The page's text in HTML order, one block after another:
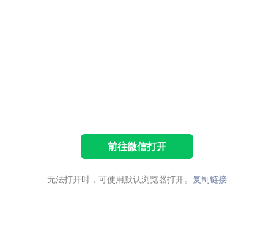
前往微信打开
无法打开时，可使用默认浏览器打开。 复制链接